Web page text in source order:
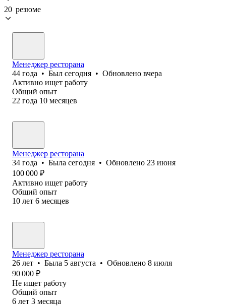
20 резюме
Менеджер ресторана
44 года • Был сегодня • Обновлено вчера
Активно ищет работу
Общий опыт
22 года 10 месяцев
Менеджер ресторана
34 года • Была сегодня • Обновлено 23 июня
100 000 ₽
Активно ищет работу
Общий опыт
10 лет 6 месяцев
Менеджер ресторана
26 лет • Была 5 августа • Обновлено 8 июля
90 000 ₽
Не ищет работу
Общий опыт
6 лет 3 месяца